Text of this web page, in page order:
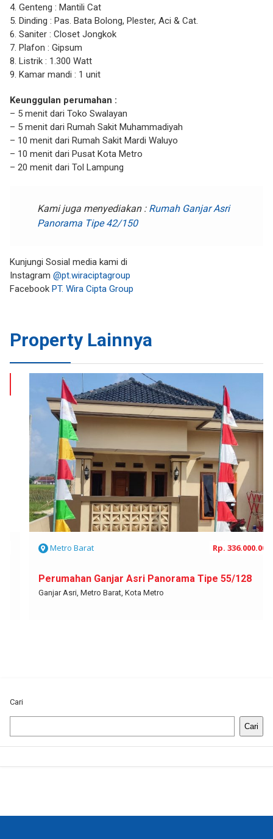
4. Genteng : Mantili Cat
5. Dinding : Pas. Bata Bolong, Plester, Aci & Cat.
6. Saniter : Closet Jongkok
7. Plafon : Gipsum
8. Listrik : 1.300 Watt
9. Kamar mandi : 1 unit
Keunggulan perumahan :
– 5 menit dari Toko Swalayan
– 5 menit dari Rumah Sakit Muhammadiyah
– 10 menit dari Rumah Sakit Mardi Waluyo
– 10 menit dari Pusat Kota Metro
– 20 menit dari Tol Lampung
Kami juga menyediakan : Rumah Ganjar Asri
Panorama Tipe 42/150
Kunjungi Sosial media kami di
Instagram @pt.wiraciptagroup
Facebook PT. Wira Cipta Group
Property Lainnya
Metro Barat Rp. 336.000.000
Perumahan Ganjar Asri Panorama Tipe 55/128
Ganjar Asri, Metro Barat, Kota Metro
Cari
Cari